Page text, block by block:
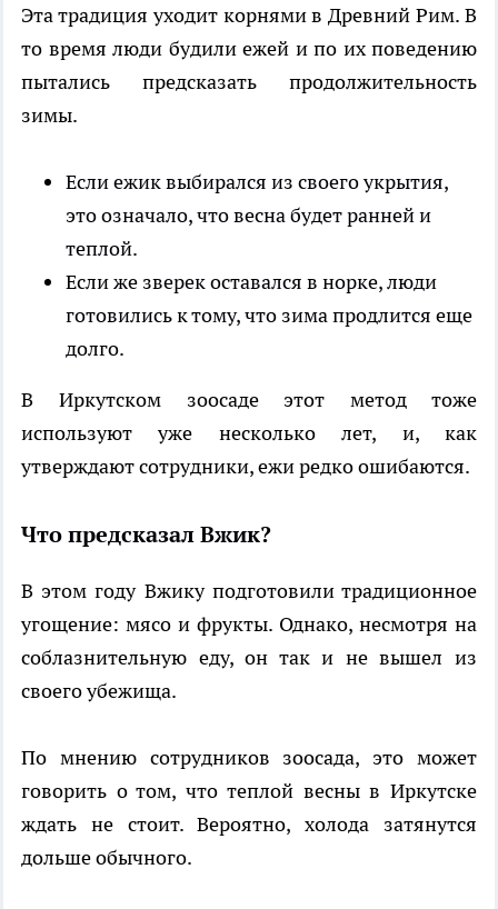
Эта традиция уходит корнями в Древний Рим. В
то время люди будили ежей и по их поведению
пытались предсказать продолжительность
зимы.
Если ежик выбирался из своего укрытия,
это означало, что весна будет ранней и
теплой.
Если же зверек оставался в норке, люди
готовились к тому, что зима продлится еще
долго.
В Иркутском зоосаде этот метод тоже
используют уже несколько лет, и, как
утверждают сотрудники, ежи редко ошибаются.
Что предсказал Вжик?
В этом году Вжику подготовили традиционное
угощение: мясо и фрукты. Однако, несмотря на
соблазнительную еду, он так и не вышел из
своего убежища.
По мнению сотрудников зоосада, это может
говорить о том, что теплой весны в Иркутске
ждать не стоит. Вероятно, холода затянутся
дольше обычного.